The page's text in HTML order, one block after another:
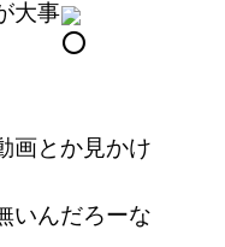
大事
画とか見かけ
いんだろーな